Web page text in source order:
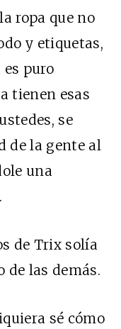
ropa que no
y etiquetas,
puro
tienen esas
se
de la gente al
una
de Trix solía
de las demás.
sé cómo